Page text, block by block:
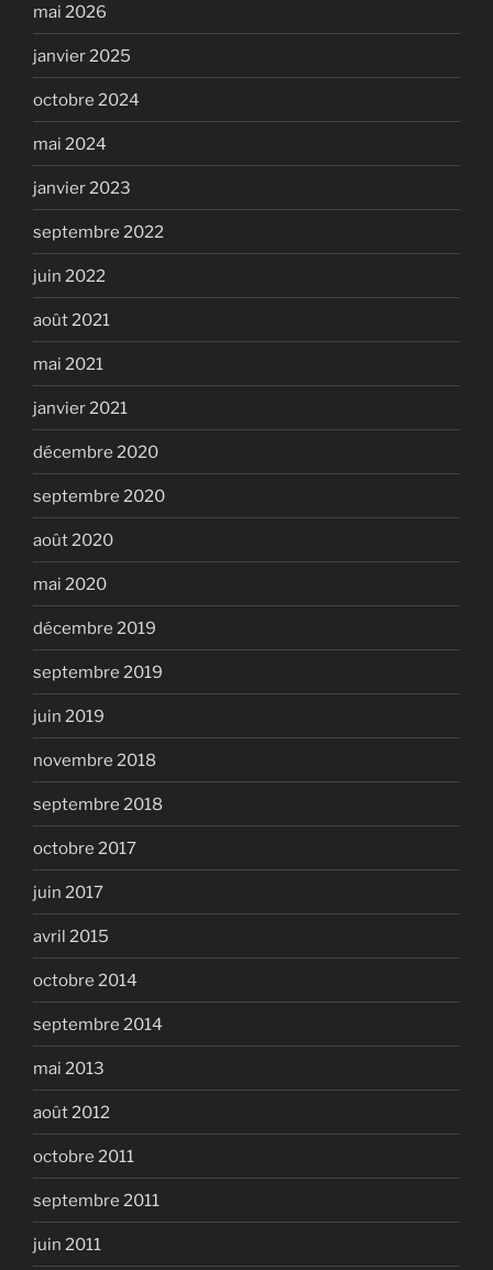
mai 2026
janvier 2025
octobre 2024
mai 2024
janvier 2023
septembre 2022
juin 2022
août 2021
mai 2021
janvier 2021
décembre 2020
septembre 2020
août 2020
mai 2020
décembre 2019
septembre 2019
juin 2019
novembre 2018
septembre 2018
octobre 2017
juin 2017
avril 2015
octobre 2014
septembre 2014
mai 2013
août 2012
octobre 2011
septembre 2011
juin 2011